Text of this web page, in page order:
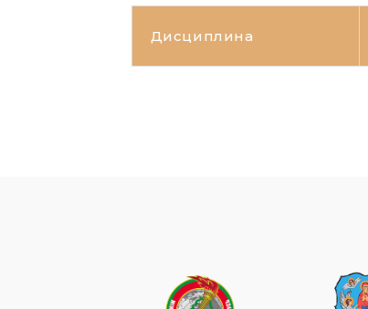
Дисциплина